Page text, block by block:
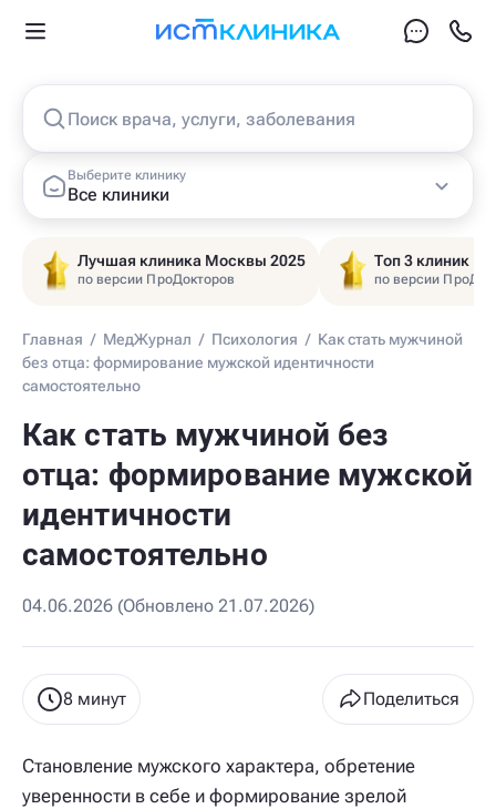
Поиск врача, услуги, заболевания
Выберите клинику
Все клиники
Лучшая клиника Москвы 2025
по версии ПроДокторов
Топ 3 клиник
по версии
Главная / МедЖурнал / Психология / Как стать мужчиной
без отца: формирование мужской идентичности
самостоятельно
Как стать мужчиной без
отца: формирование мужской
идентичности
самостоятельно
04.06.2026 (Обновлено 21.07.2026)
8 минут Поделиться
Становление мужского характера, обретение
уверенности в себе и формирование зрелой